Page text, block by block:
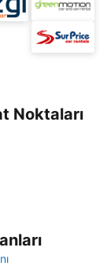
Noktaları